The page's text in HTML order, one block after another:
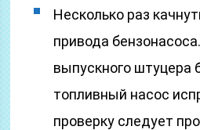
Несколько раз
привода
выпускного штуцера
топливный насос
проверку следует